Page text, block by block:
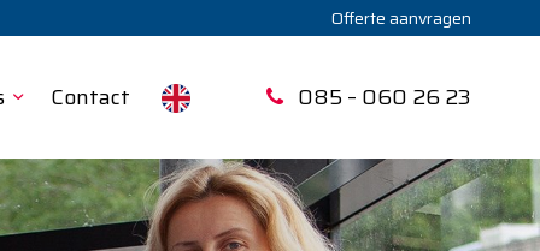
Offerte aanvragen
Contact 085 – 060 26 23